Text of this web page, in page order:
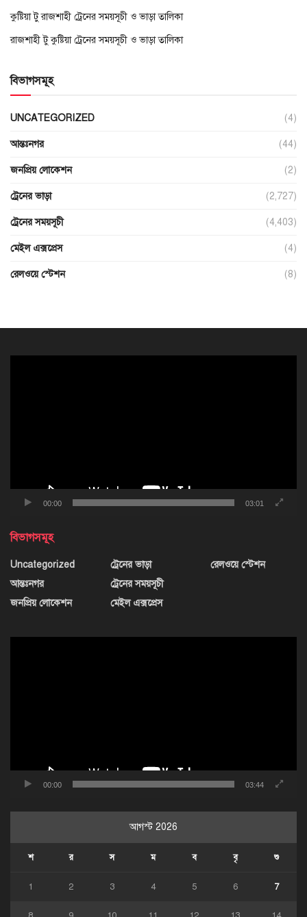
কুষ্টিয়া টু রাজশাহী ট্রেনের সময়সূচী ও ভাড়া তালিকা
রাজশাহী টু কুষ্টিয়া ট্রেনের সময়সূচী ও ভাড়া তালিকা
বিভাগসমূহ
UNCATEGORIZED (4)
আন্তঃনগর (44)
জনপ্রিয় লোকেশন (2)
ট্রেনের ভাড়া (2,727)
ট্রেনের সময়সূচী (4,403)
মেইল এক্সপ্রেস (4)
রেলওয়ে স্টেশন (8)
00:00 03:01
বিভাগসমূহ
Uncategorized
আন্তঃনগর
জনপ্রিয় লোকেশন
ট্রেনের ভাড়া
ট্রেনের সময়সূচী
মেইল এক্সপ্রেস
রেলওয়ে স্টেশন
00:00 03:44
আগস্ট 2026
শ র স ম ব বৃ শু
1 2 3 4 5 6 7